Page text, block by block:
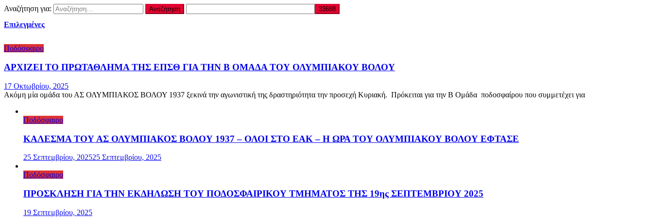
Αναζήτηση για:
Επιλεγμένες
Ποδόσφαιρο
ΑΡΧΙΖΕΙ ΤΟ ΠΡΩΤΑΘΛΗΜΑ ΤΗΣ ΕΠΣΘ ΓΙΑ ΤΗΝ Β ΟΜΑΔΑ ΤΟΥ ΟΛΥΜΠΙΑΚΟΥ ΒΟΛΟΥ
17 Οκτωβρίου, 2025
Ακόμη μία ομάδα του ΑΣ ΟΛΥΜΠΙΑΚΟΣ ΒΟΛΟΥ 1937 ξεκινά την αγωνιστική της δραστηριότητα την προσεχή Κυριακή. Πρόκειται για την Β Ομάδα ποδοσφαίρου που συμμετέχει για
Ποδόσφαιρο
ΚΑΛΕΣΜΑ ΤΟΥ ΑΣ ΟΛΥΜΠΙΑΚΟΣ ΒΟΛΟΥ 1937 – ΟΛΟΙ ΣΤΟ ΕΑΚ – Η ΩΡΑ ΤΟΥ ΟΛΥΜΠΙΑΚΟΥ ΒΟΛΟΥ ΕΦΤΑΣΕ
25 Σεπτεμβρίου, 202525 Σεπτεμβρίου, 2025
Ποδόσφαιρο
ΠΡΟΣΚΛΗΣΗ ΓΙΑ ΤΗΝ ΕΚΔΗΛΩΣΗ ΤΟΥ ΠΟΔΟΣΦΑΙΡΙΚΟΥ ΤΜΗΜΑΤΟΣ ΤΗΣ 19ης ΣΕΠΤΕΜΒΡΙΟΥ 2025
19 Σεπτεμβρίου, 2025